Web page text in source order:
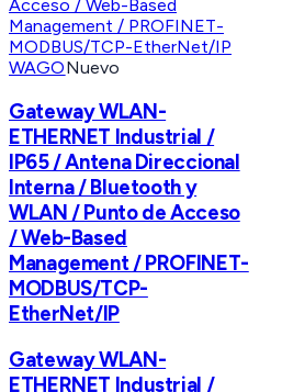
WAGONuevo
Gateway WLAN-
ETHERNET Industrial /
IP65 / Antena Direccional
Interna / Bluetooth y
WLAN / Punto de Acceso
/ Web-Based
Management / PROFINET-
MODBUS/TCP-
EtherNet/IP
Gateway WLAN-
ETHERNET Industrial /